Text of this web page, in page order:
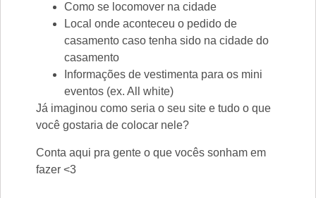
Como se locomover na cidade
Local onde aconteceu o pedido de
casamento caso tenha sido na cidade do
casamento
Informações de vestimenta para os mini
eventos (ex. All white)
Já imaginou como seria o seu site e tudo o que
você gostaria de colocar nele?
Conta aqui pra gente o que vocês sonham em
fazer <3